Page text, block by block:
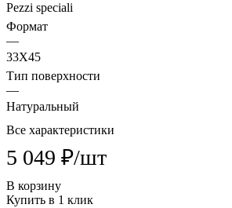
Pezzi speciali
Формат
—
33X45
Тип поверхности
—
Натуральный
Все характеристики
5 049 ₽/шт
В корзину
Купить в 1 клик